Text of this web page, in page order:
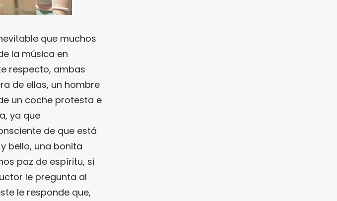
que muchos
la música en
respecto, ambas
de ellas, un hombre
un coche protesta e
ya que
de que está
bello, una bonita
paz de espíritu, si
le pregunta al
le responde que,